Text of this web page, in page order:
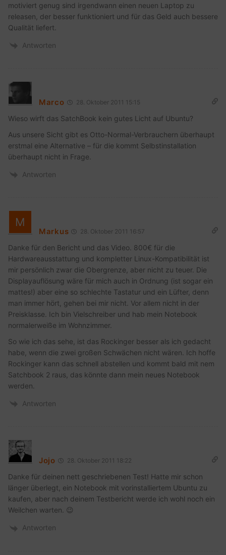
motiviert genug sind irgendwann einen neuen Laptop zu
releasen, der besser funktioniert und für das Geld auch bessere
Qualität liefert.
Antworten
Marco 28. Oktober 2011 15:15
Wieso wirft das SatchBook kein gutes Licht auf Ubuntu?
Aus unsere Sicht gibt es Otto-Normal-Verbrauchern überhaupt
erstmal eine Alternative – für die kommt Selbstinstallation
überhaupt nicht in Frage.
Antworten
Markus 28. Oktober 2011 16:57
Danke für den Bericht und das Video. 800€ für die
Hardwareausstattung und kompletter Linux-Kompatibilität ist
mir persönlich zwar die Obergrenze, aber nicht zu teuer. Die
Displayauflösung wäre für mich auch in Ordnung (ist sogar ein
mattes!) aber eine so schlechte Tastatur und ein Lüfter, denn
man immer hört, gehen bei mir nicht. Vor allem nicht in der
Preisklasse. Ich bin Vielschreiber und hab mein Notebook
normalerweiße im Wohnzimmer.
So wie ich das sehe, ist das Rockinger besser als ich gedacht
habe, wenn die zwei großen Schwächen nicht wären. Ich hoffe
Rockinger kann das schnell abstellen und kommt bald mit nem
Satchbook 2 raus, das könnte dann mein neues Notebook
werden.
Antworten
Jojo 28. Oktober 2011 18:22
Danke für deinen nett geschriebenen Test! Hatte mir schon
länger überlegt, ein Notebook mit vorinstalliertem Ubuntu zu
kaufen, aber nach deinem Testbericht werde ich wohl noch ein
Weilchen warten. 😉
Antworten